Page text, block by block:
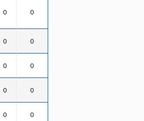
0 0
0 0
0 0
0 0
0 0